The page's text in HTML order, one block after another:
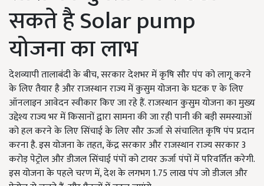
सकते है Solar pump
योजना का लाभ
देशव्यापी तालाबंदी के बीच, सरकार देशभर में कृषि सौर पंप को लागू करने
के लिए तैयार है और राजस्थान राज्य में कुसुम योजना के घटक ए के लिए
ऑनलाइन आवेदन स्वीकार किए जा रहे हैं. राजस्थान कुसुम योजना का मुख्य
उद्देश्य राज्य भर में किसानों द्वारा सामना की जा रही पानी की बड़ी समस्याओं
को हल करने के लिए सिंचाई के लिए सौर ऊर्जा से संचालित कृषि पंप प्रदान
करना है. इस योजना के तहत, केंद्र सरकार और राजस्थान राज्य सरकार 3
करोड़ पेट्रोल और डीजल सिंचाई पंपों को टायर ऊर्जा पंपों में परिवर्तित करेगी.
इस योजना के पहले चरण में, देश के लगभग 1.75 लाख पंप जो डीजल और